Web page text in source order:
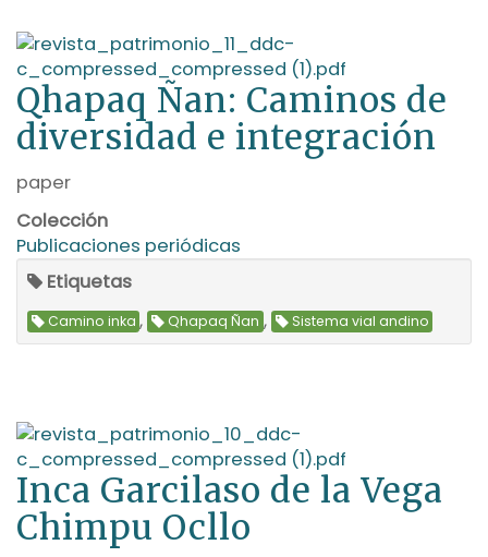
Qhapaq Ñan: Caminos de
diversidad e integración
paper
Colección
Publicaciones periódicas
Etiquetas
Camino inka , Qhapaq Ñan , Sistema vial andino
Inca Garcilaso de la Vega
Chimpu Ocllo